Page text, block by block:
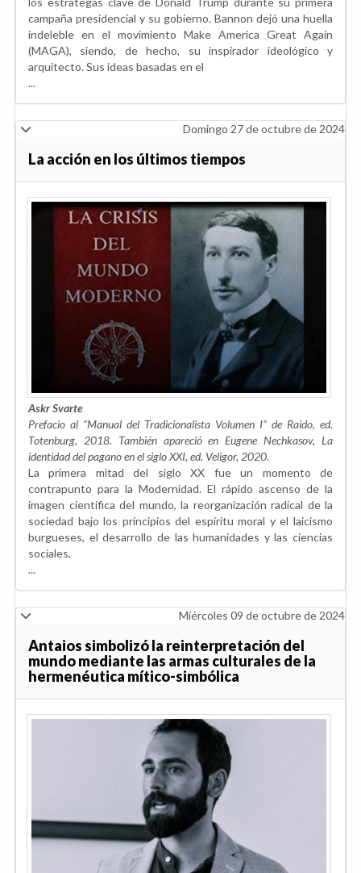
campaña presidencial y su gobierno. Bannon dejó una huella
indeleble en el movimiento Make America Great Again
(MAGA), siendo, de hecho, su inspirador ideológico y
arquitecto. Sus ideas basadas en el
...
Domingo 27 de octubre de 2024
La acción en los últimos tiempos
Askr Svarte
Prefacio al “Manual del Tradicionalista Volumen I” de Raido, ed.
Totenburg, 2018. También apareció en Eugene Nechkasov, La
identidad del pagano en el siglo XXI, ed. Veligor, 2020.
La primera mitad del siglo XX fue un momento de
contrapunto para la Modernidad. El rápido ascenso de la
imagen científica del mundo, la reorganización radical de la
sociedad bajo los principios del espíritu moral y el laicismo
burgueses, el desarrollo de las humanidades y las ciencias
sociales,
...
Miércoles 09 de octubre de 2024
Antaios simbolizó la reinterpretación del
mundo mediante las armas culturales de la
hermenéutica mítico-simbólica